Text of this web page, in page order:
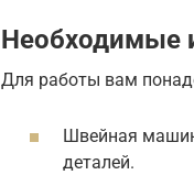
Необходимые
Для работы вам
Швейная
деталей.